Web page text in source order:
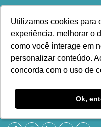
Utilizamos cookies para
experiência, melhorar o
como você interage em
personalizar conteúdo.
concorda com o uso de
Ok,
Utilizamos cookies para
experiência, melhorar o
como você interage em
personalizar conteúdo.
concorda com o uso de
Ok,
Links úteis
Blog
Perguntas frequentes
Termos e Políticas
Termos e condições de